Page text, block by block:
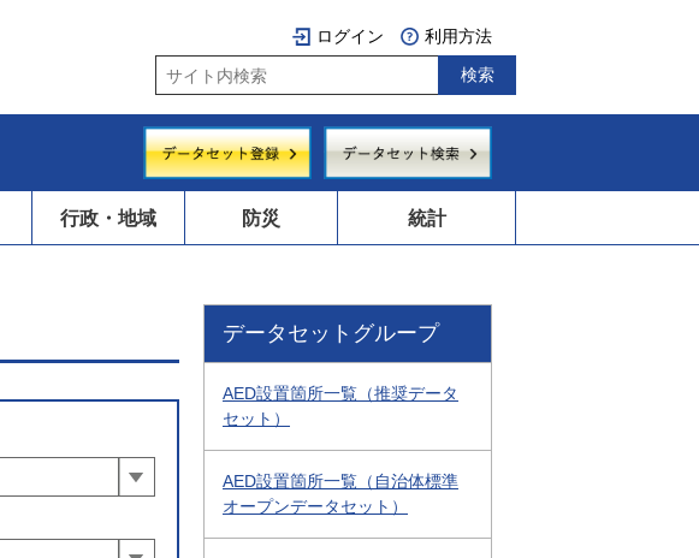
ログイン 利用方法
行政・地域 防災 統計
データセットグループ
AED設置箇所一覧（推奨データ
セット）
AED設置箇所一覧（自治体標準
オープンデータセット）